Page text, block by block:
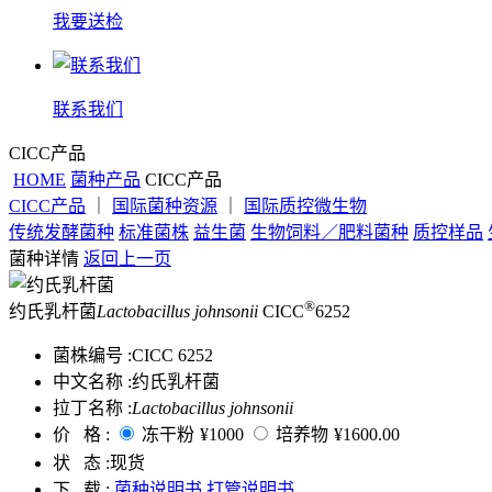
我要送检
联系我们
CICC产品
HOME 菌种产品 CICC产品
CICC产品
国际菌种资源
国际质控微生物
传统发酵菌种 标准菌株 益生菌 生物饲料／肥料菌种 质控样品
菌种详情 返回上一页
约氏乳杆菌Lactobacillus johnsonii CICC®6252
菌株编号 :CICC 6252
中文名称 :约氏乳杆菌
拉丁名称 :Lactobacillus johnsonii
价 格 :
冻干粉 ¥1000 培养物 ¥1600.00
状 态 :现货